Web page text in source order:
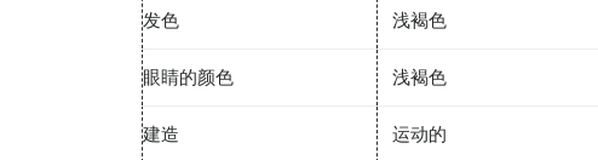
发色 浅褐色
眼睛的颜色 浅褐色
建造 运动的